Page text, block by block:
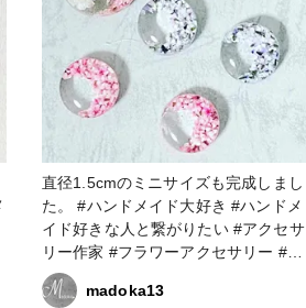
直径1.5cmのミニサイズも完成しまし
た。 #ハンドメイド大好き #ハンドメ
イド好きな人と繋がりたい #アクセサ
リー作家 #フラワーアクセサリー #フ
ラワーアクセサリー作家 #レジン大好
き #レジン好きの人と繋がりたい #レ
madoka13